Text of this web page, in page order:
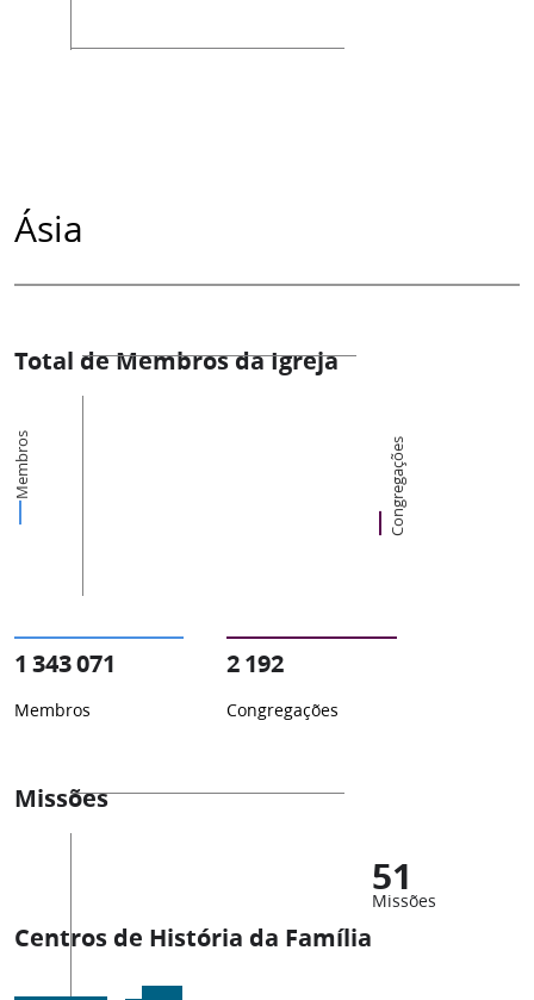
Ásia
Total de Membros da Igreja
Membros Congregações
1 343 071
Membros
2 192
Congregações
Missões
51
Missões
Centros de História da Família